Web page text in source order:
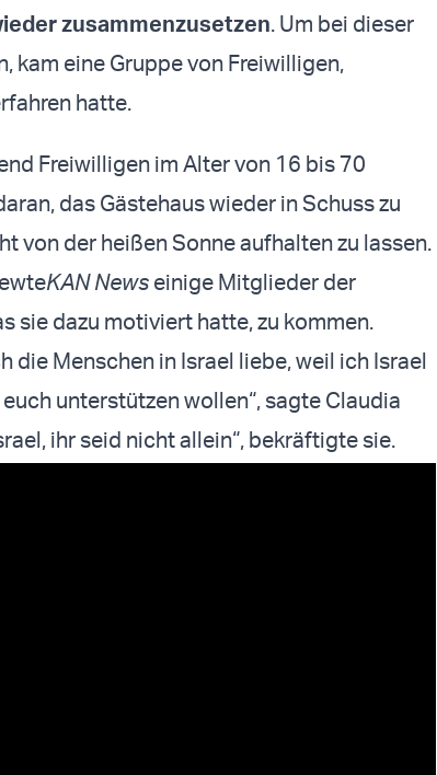
zusammenzusetzen. Um bei dieser
kam eine Gruppe von Freiwilligen,
hatte.
Freiwilligen im Alter von 16 bis 70
das Gästehaus wieder in Schuss zu
von der heißen Sonne aufhalten zu lassen.
KAN News einige Mitglieder der
sie dazu motiviert hatte, zu kommen.
die Menschen in Israel liebe, weil ich Israel
unterstützen wollen“, sagte Claudia
ihr seid nicht allein“, bekräftigte sie.